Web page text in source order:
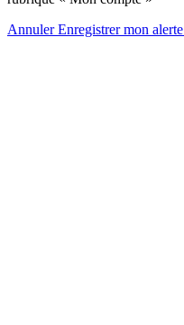
AnnulerEnregistrer mon alerte